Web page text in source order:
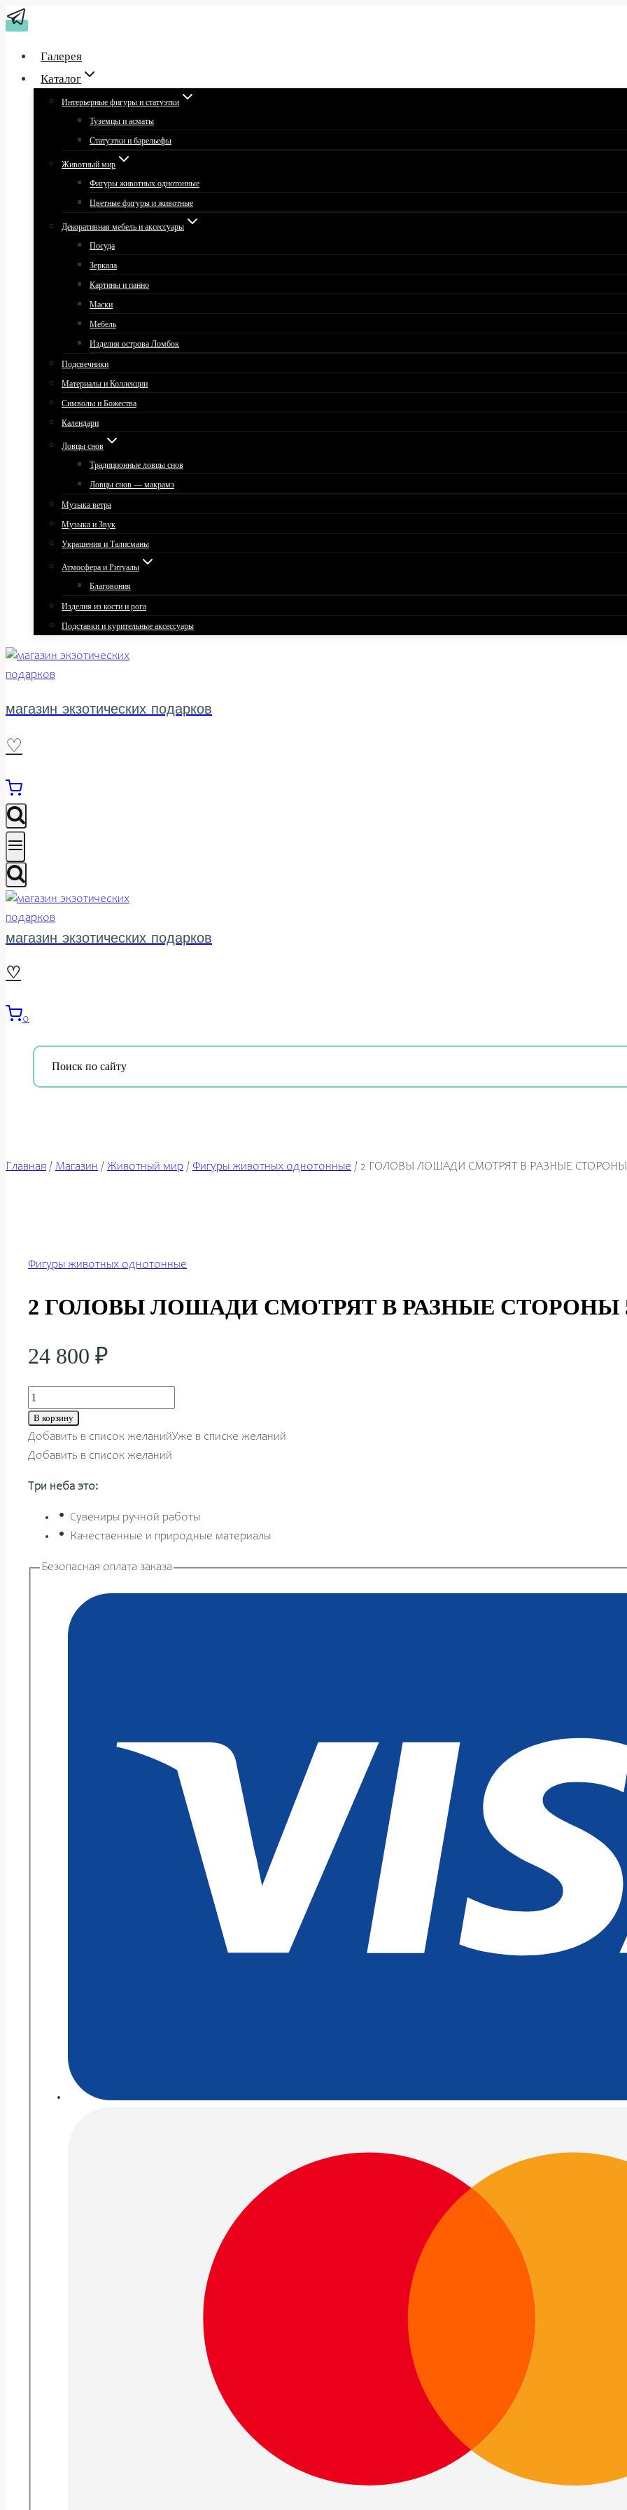
Перейти
к
содержимому
Галерея
Каталог
Интерьерные фигуры и статуэтки
Туземцы и асматы
Статуэтки и барельефы
Животный мир
Фигуры животных однотонные
Цветные фигуры и животные
Декоративная мебель и аксессуары
Посуда
Зеркала
Картины и панно
Маски
Мебель
Изделия острова Ломбок
Подсвечники
Материалы и Коллекции
Символы и Божества
Календари
Ловцы снов
Традиционные ловцы снов
Ловцы снов — макрамэ
Музыка ветра
Музыка и Звук
Украшения и Талисманы
Атмосфера и Ритуалы
Благовония
Изделия из кости и рога
Подставки и курительные аксессуары
магазин экзотических подарков
♡
магазин экзотических подарков
♡
0
Главная / Магазин / Животный мир / Фигуры животных однотонные / 2 ГОЛОВЫ ЛОШАДИ СМОТРЯТ В РАЗНЫЕ
Фигуры животных однотонные
2 ГОЛОВЫ ЛОШАДИ СМОТРЯТ В РАЗНЫЕ СТОРОНЫ
24 800 ₽
Количество
товара
2
ГОЛОВЫ
СМОТРЯТ
50СМ
В корзину
Добавить в список желанийУже в списке желаний
Добавить в список желаний
Три неба это:
Сувениры ручной работы
Качественные и природные материалы
Безопасная оплата заказа